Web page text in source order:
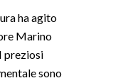
ha agito
Marino
preziosi
sono